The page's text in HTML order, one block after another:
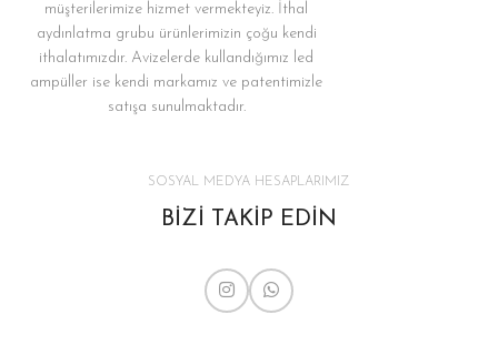
müşterilerimize hizmet vermekteyiz. İthal
aydınlatma grubu ürünlerimizin çoğu kendi
ithalatımızdır. Avizelerde kullandığımız led
ampüller ise kendi markamız ve patentimizle
satışa sunulmaktadır.
SOSYAL MEDYA HESAPLARIMIZ
BİZİ TAKİP EDİN